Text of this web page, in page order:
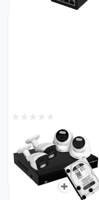
Снят с производства
Комплект видеонаблюдения
с жестким диском 1TB
уличный 2 цилиндрические 2
купольные камеры 5MP GV-
K-E36/04
Код: 19130